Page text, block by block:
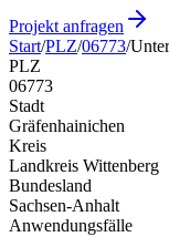
Projekt anfragen
Start/PLZ/06773/
PLZ
06773
Stadt
Gräfenhainichen
Kreis
Landkreis Wittenberg
Bundesland
Sachsen-Anhalt
Anwendungsfälle